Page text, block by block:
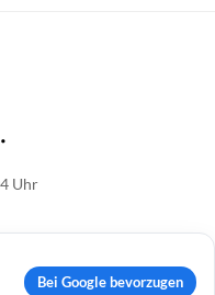
Uhr
Bei Google bevorzugen